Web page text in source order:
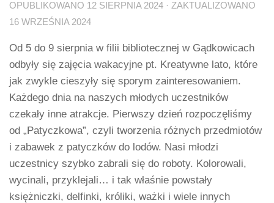
OPUBLIKOWANO 12 SIERPNIA 2024 · ZAKTUALIZOWANO
16 WRZEŚNIA 2024
Od 5 do 9 sierpnia w filii bibliotecznej w Gądkowicach
odbyły się zajęcia wakacyjne pt. Kreatywne lato, które
jak zwykle cieszyły się sporym zainteresowaniem.
Każdego dnia na naszych młodych uczestników
czekały inne atrakcje. Pierwszy dzień rozpoczęliśmy
od „Patyczkowa”, czyli tworzenia różnych przedmiotów
i zabawek z patyczków do lodów. Nasi młodzi
uczestnicy szybko zabrali się do roboty. Kolorowali,
wycinali, przyklejali… i tak właśnie powstały
księżniczki, delfinki, króliki, ważki i wiele innych